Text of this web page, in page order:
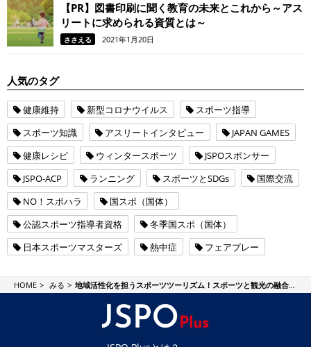
【PR】図書印刷に聞く教育の未来とこれから～アス
リートに求められる資質とは～
ささえる 2021年1月20日
人気のタグ
健康維持 新型コロナウイルス
スポーツ指導
スポーツ知識
アスリートインタビュー
JAPAN GAMES
健康レシピ
ウィンタースポーツ
JSPOスポンサー
JSPO-ACP
ランニング スポーツとSDGs
国際交流
NO！スポハラ
国スポ（国体）
公認スポーツ指導者資格
冬季国スポ（国体）
日本スポーツマスターズ
熱中症 フェアプレー
HOMEJSPO Plus
みる 地域活性化を担うスポーツツーリズム！スポーツと観光の融合で生まれる地域の新しい価値とは？